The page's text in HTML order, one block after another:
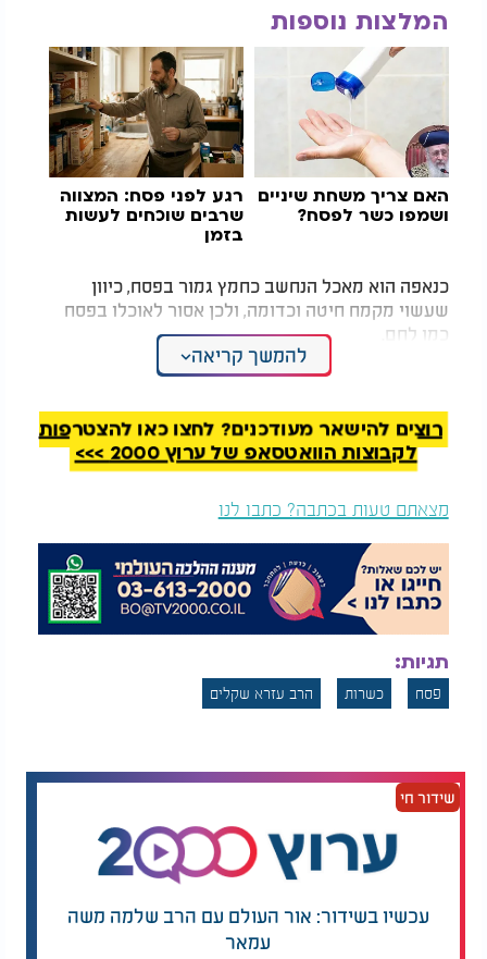
המלצות נוספות
האם צריך משחת שיניים
ושמפו כשר לפסח?
רגע לפני פסח: המצווה
שרבים שוכחים לעשות
בזמן
כנאפה הוא מאכל הנחשב כחמץ גמור בפסח, כיוון
שעשוי מקמח חיטה וכדומה, ולכן אסור לאוכלו בפסח
כמו לחם.
האם כנאפה כשר לפסח? | "תשמרו חתיכה מהאפיקומן
ושימו בארנק": הסגולות שאתם חייבים לדעת:
להמשך קריאה
רוצים להישאר מעודכנים? לחצו כאן להצטרפות
לקבוצות הוואטסאפ של ערוץ 2000 >>>
מצאתם טעות בכתבה? כתבו לנו
תגיות:
פסח כשרות הרב עזרא שקלים
שידור חי
עכשיו בשידור: אור העולם עם הרב שלמה משה
עמאר